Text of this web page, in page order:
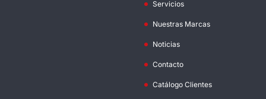
Servicios
Nuestras Marcas
Noticias
Contacto
Catálogo Clientes